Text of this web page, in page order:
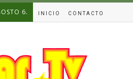
6. INICIO CONTACTO